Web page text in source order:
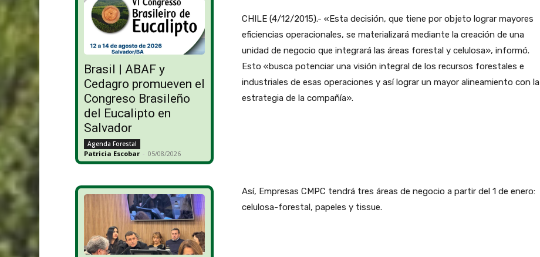
Brasil | ABAF y
Cedagro promueven el
Congreso Brasileño
del Eucalipto en
Salvador
Agenda Forestal
Patricia Escobar - 05/08/2026
CHILE (4/12/2015).- «Esta decisión, que tiene por objeto lograr mayores
eficiencias operacionales, se materializará mediante la creación de una
unidad de negocio que integrará las áreas forestal y celulosa», informó.
Esto «busca potenciar una visión integral de los recursos forestales e
industriales de esas operaciones y así lograr un mayor alineamiento con la
estrategia de la compañía».
Así, Empresas CMPC tendrá tres áreas de negocio a partir del 1 de enero:
celulosa-forestal, papeles y tissue.